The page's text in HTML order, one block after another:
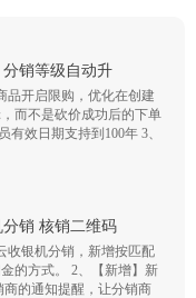
销等级自动升
品开启限购，优化在创建
而不是砍价成功后的下单
效日期支持到100年 3、
销 核销二维码
收银机分销，新增按匹配
的方式。 2、【新增】新
的通知提醒，让分销商